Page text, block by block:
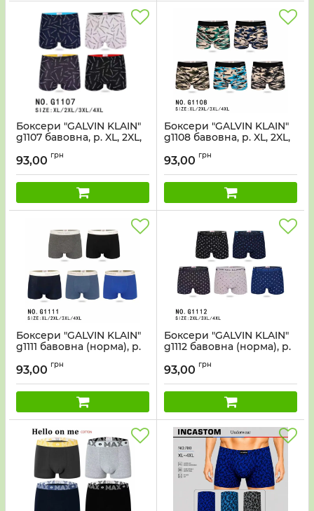
Боксери "GALVIN KLAIN"
g1107 бавовна, р. XL, 2XL,
93,00 грн
Боксери "GALVIN KLAIN"
g1108 бавовна, р. XL, 2XL,
93,00 грн
Боксери "GALVIN KLAIN"
g1111 бавовна (норма), р.
шт-мікс
93,00 грн
Боксери "GALVIN KLAIN"
g1112 бавовна (норма), р.
мікс
93,00 грн